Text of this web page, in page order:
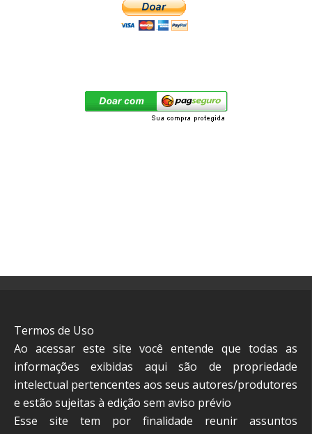
Termos de Uso
Ao acessar este site você entende que todas as
informações exibidas aqui são de propriedade
intelectual pertencentes aos seus autores/produtores
e estão sujeitas à edição sem aviso prévio
Esse site tem por finalidade reunir assuntos